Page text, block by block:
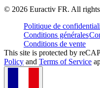
© 2026 Euractiv FR. All rights
Politique de
Conditions générales
Conditions de vente
This site is protected by
Policy and Terms of Service